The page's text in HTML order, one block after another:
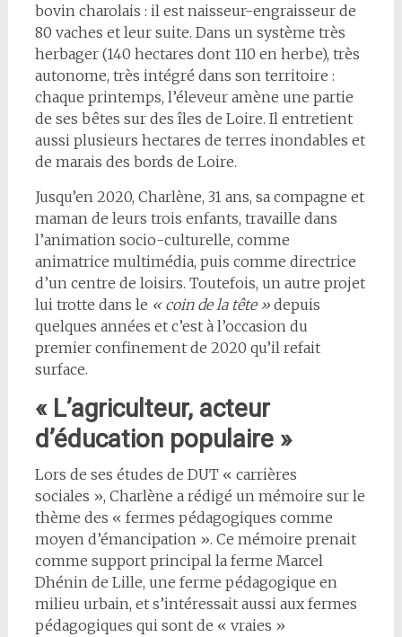
bovin charolais : il est naisseur-engraisseur de
80 vaches et leur suite. Dans un système très
herbager (140 hectares dont 110 en herbe), très
autonome, très intégré dans son territoire :
chaque printemps, l’éleveur amène une partie
de ses bêtes sur des îles de Loire. Il entretient
aussi plusieurs hectares de terres inondables et
de marais des bords de Loire.
Jusqu’en 2020, Charlène, 31 ans, sa compagne et
maman de leurs trois enfants, travaille dans
l’animation socio-culturelle, comme
animatrice multimédia, puis comme directrice
d’un centre de loisirs. Toutefois, un autre projet
lui trotte dans le « coin de la tête » depuis
quelques années et c’est à l’occasion du
premier confinement de 2020 qu’il refait
surface.
« L’agriculteur, acteur
d’éducation populaire »
Lors de ses études de DUT « carrières
sociales », Charlène a rédigé un mémoire sur le
thème des « fermes pédagogiques comme
moyen d’émancipation ». Ce mémoire prenait
comme support principal la ferme Marcel
Dhénin de Lille, une ferme pédagogique en
milieu urbain, et s’intéressait aussi aux fermes
pédagogiques qui sont de « vraies »